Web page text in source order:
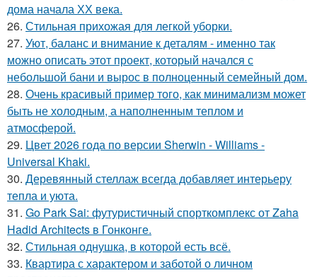
дома начала ХХ века.
26. Стильная прихожая для легкой уборки.
27. Уют, баланс и внимание к деталям - именно так
можно описать этот проект, который начался с
небольшой бани и вырос в полноценный семейный дом.
28. Очень красивый пример того, как минимализм может
быть не холодным, а наполненным теплом и
атмосферой.
29. Цвет 2026 года по версии Sherwin - Williams -
Universal Khaki.
30. Деревянный стеллаж всегда добавляет интерьеру
тепла и уюта.
31. Go Park Sai: футуристичный спорткомплекс от Zaha
Hadid Architects в Гонконге.
32. Стильная однушка, в которой есть всё.
33. Квартира с характером и заботой о личном